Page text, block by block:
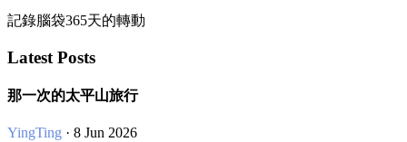
記錄腦袋365天的轉動
Latest Posts
那一次的太平山旅行
YingTing · 8 Jun 2026